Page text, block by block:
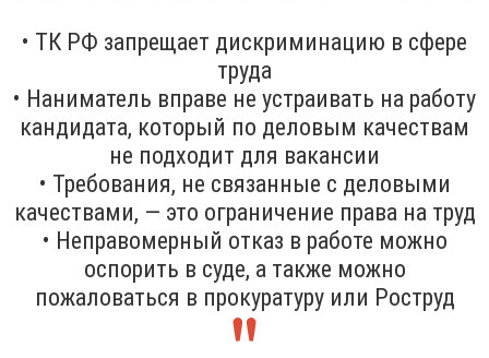
• ТК РФ запрещает дискриминацию в сфере
труда
• Наниматель вправе не устраивать на работу
кандидата, который по деловым качествам
не подходит для вакансии
• Требования, не связанные с деловыми
качествами, — это ограничение права на труд
• Неправомерный отказ в работе можно
оспорить в суде, а также можно
пожаловаться в прокуратуру или Роструд